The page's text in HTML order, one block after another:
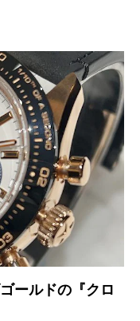
ールドの『クロ